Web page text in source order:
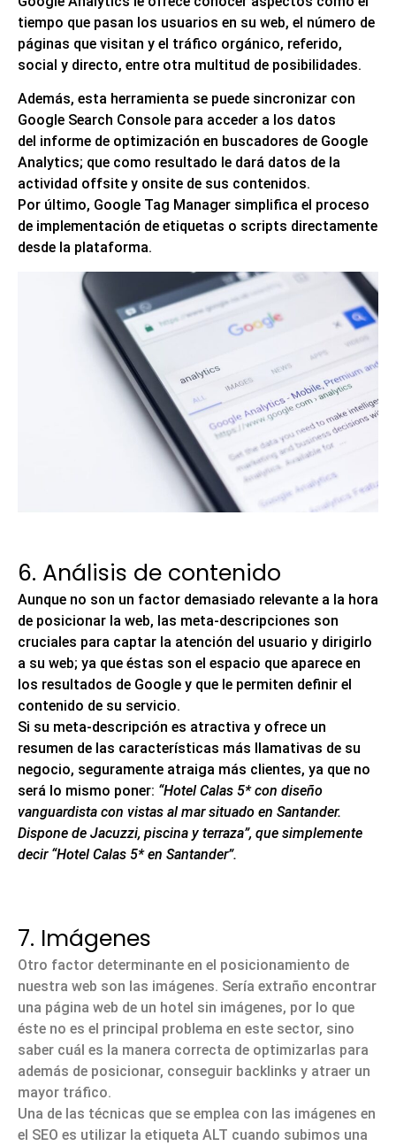
tiempo que pasan los usuarios en su web, el número de
páginas que visitan y el tráfico orgánico, referido,
social y directo, entre otra multitud de posibilidades.
Además, esta herramienta se puede sincronizar con
Google Search Console para acceder a los datos
del informe de optimización en buscadores de Google
Analytics; que como resultado le dará datos de la
actividad offsite y onsite de sus contenidos.
Por último, Google Tag Manager simplifica el proceso
de implementación de etiquetas o scripts directamente
desde la plataforma.
6. Análisis de contenido
Aunque no son un factor demasiado relevante a la hora
de posicionar la web, las meta-descripciones son
cruciales para captar la atención del usuario y dirigirlo
a su web; ya que éstas son el espacio que aparece en
los resultados de Google y que le permiten definir el
contenido de su servicio.
Si su meta-descripción es atractiva y ofrece un
resumen de las características más llamativas de su
negocio, seguramente atraiga más clientes, ya que no
será lo mismo poner: “Hotel Calas 5* con diseño
vanguardista con vistas al mar situado en Santander.
Dispone de Jacuzzi, piscina y terraza”, que simplemente
decir “Hotel Calas 5* en Santander”.
7. Imágenes
Otro factor determinante en el posicionamiento de
nuestra web son las imágenes. Sería extraño encontrar
una página web de un hotel sin imágenes, por lo que
éste no es el principal problema en este sector, sino
saber cuál es la manera correcta de optimizarlas para
además de posicionar, conseguir backlinks y atraer un
mayor tráfico.
Una de las técnicas que se emplea con las imágenes en
el SEO es utilizar la etiqueta ALT cuando subimos una